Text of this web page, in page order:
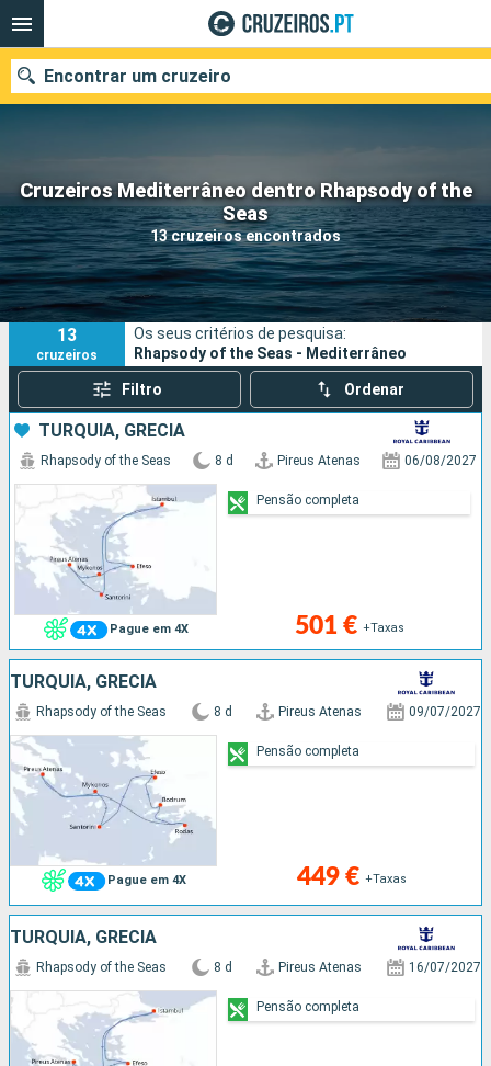
Cruzeiros Mediterrâneo dentro Rhapsody of the
Seas
13 cruzeiros encontrados
Encontrar um cruzeiro
Quando ir?
Data de partida
Portos Companhias
Pesquisar
13
cruzeiros
Os seus critérios de pesquisa:
Rhapsody of the Seas - Mediterrâneo
Filtro Ordenar
TURQUIA, GRÉCIA
Pague em 4X
Rhapsody of the Seas 8 d Pireus Atenas 06/08/2027
501 € +Taxas
Pensão completa
TURQUIA, GRÉCIA
Pague em 4X
Rhapsody of the Seas 8 d Pireus Atenas 09/07/2027
449 € +Taxas
Pensão completa
TURQUIA, GRÉCIA
Rhapsody of the Seas 8 d Pireus Atenas 16/07/2027
Pensão completa